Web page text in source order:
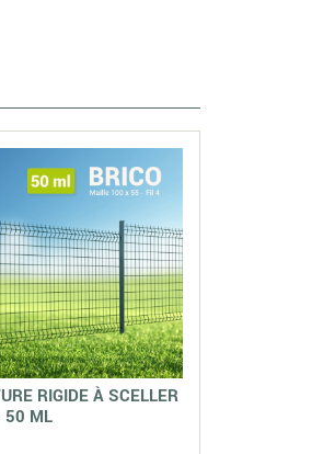
RIGIDE À SCELLER
50 ML